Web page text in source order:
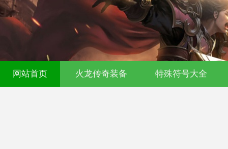
网站首页 火龙传奇装备 特殊符号大全